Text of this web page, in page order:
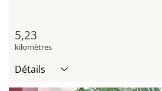
5,23
kilomètres
Détails